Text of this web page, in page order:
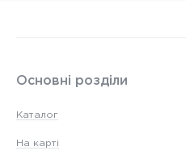
Основні розділи
Каталог
На карті